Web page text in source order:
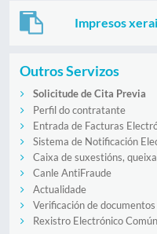
Impresos
Outros Servizos
Solicitude de Cita Previa
Perfil do contratante
Entrada de Facturas
Sistema de Notificación
Caixa de suxestións,
Canle AntiFraude
Actualidade
Verificación de documentos
Rexistro Electrónico Común